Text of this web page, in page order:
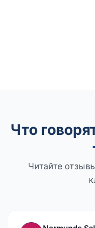
Что
Читайте